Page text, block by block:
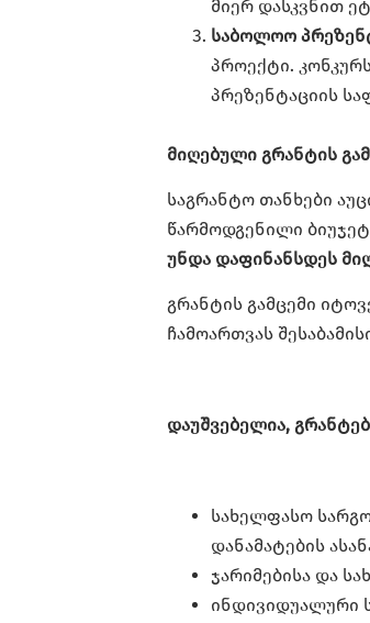
მიერ დასკვნით
საბოლოო
პროექტი.
პრეზენტაციის
მიღებული გრანტის
საგრანტო თანხები
წარმოდგენილი
უნდა დაფინანსდეს
გრანტის გამცემი
ჩამოართვას
დაუშვებელია,
სახელფასო
დანამატების
ჯარიმებისა და
ინდივიდუალური